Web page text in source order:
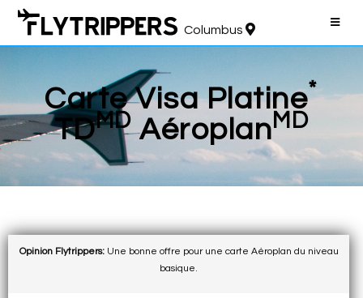
Columbus
Carte Visa Platine*
TDMDAéroplan MD
Opinion Flytrippers:Une bonne offre pour une carte Aéroplan du niveau
basique.